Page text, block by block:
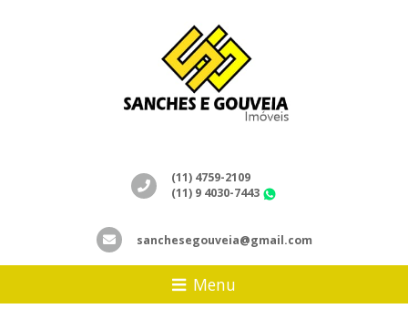
(11) 4759-2109
(11) 9 4030-7443
sanchesegouveia@gmail.com
Menu